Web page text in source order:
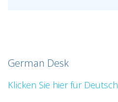
NL EN DE FR
German Desk
Klicken Sie hier für Deutsch